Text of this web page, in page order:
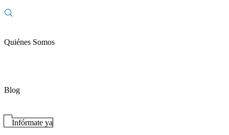
Quiénes Somos
Blog
Infórmate ya